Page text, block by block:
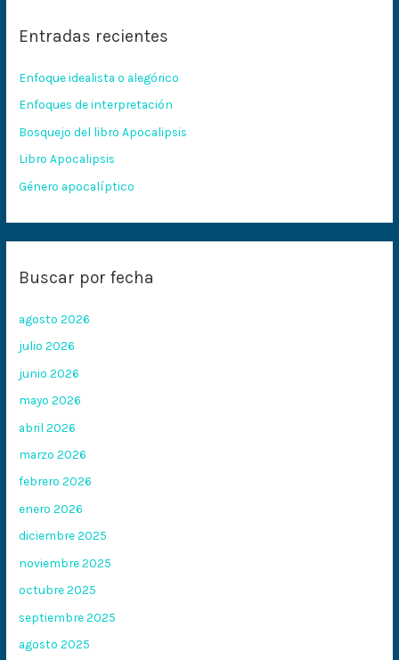
a
p
o
r
:
Entradas recientes
Enfoque idealista o alegórico
Enfoques de interpretación
Bosquejo del libro Apocalipsis
Libro Apocalipsis
Género apocalíptico
Buscar por fecha
agosto 2026
julio 2026
junio 2026
mayo 2026
abril 2026
marzo 2026
febrero 2026
enero 2026
diciembre 2025
noviembre 2025
octubre 2025
septiembre 2025
agosto 2025